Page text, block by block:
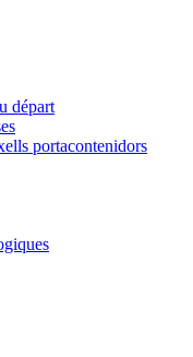
départ
portacontenidors